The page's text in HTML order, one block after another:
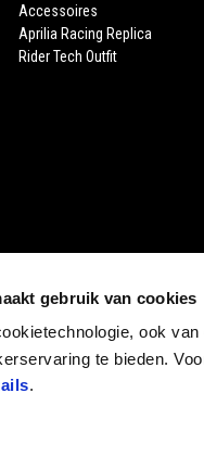
gebruik van cookies
ook
te bieden.
.
Accessoires
Aprilia Racing Replica
Rider Tech Outfit